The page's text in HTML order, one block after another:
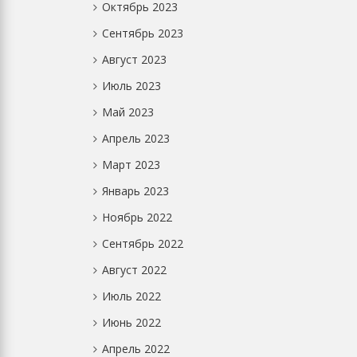
Октябрь 2023
Сентябрь 2023
Август 2023
Июль 2023
Май 2023
Апрель 2023
Март 2023
Январь 2023
Ноябрь 2022
Сентябрь 2022
Август 2022
Июль 2022
Июнь 2022
Апрель 2022